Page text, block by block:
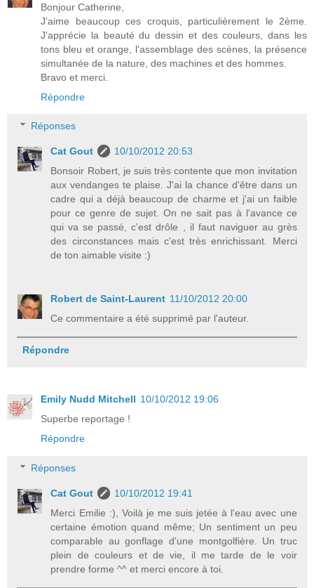
Bonjour Catherine,
J'aime beaucoup ces croquis, particulièrement le 2ème.
J'apprécie la beauté du dessin et des couleurs, dans les
tons bleu et orange, l'assemblage des scènes, la présence
simultanée de la nature, des machines et des hommes.
Bravo et merci.
Répondre
Réponses
Cat Gout
10/10/2012 20:53
Bonsoir Robert, je suis très contente que mon invitation
aux vendanges te plaise. J'ai la chance d'être dans un
cadre qui a déjà beaucoup de charme et j'ai un faible
pour ce genre de sujet. On ne sait pas à l'avance ce
qui va se passé, c'est drôle , il faut naviguer au grès
des circonstances mais c'est très enrichissant. Merci
de ton aimable visite :)
Robert de Saint-Laurent 11/10/2012 20:00
Ce commentaire a été supprimé par l'auteur.
Répondre
Emily Nudd Mitchell 10/10/2012 19:06
Superbe reportage !
Répondre
Réponses
Cat Gout
10/10/2012 19:41
Merci Emilie :), Voilà je me suis jetée à l'eau avec une
certaine émotion quand même; Un sentiment un peu
comparable au gonflage d'une montgolfière. Un truc
plein de couleurs et de vie, il me tarde de le voir
prendre forme ^^ et merci encore à toi.